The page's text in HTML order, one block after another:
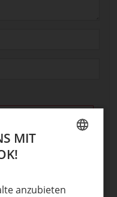
MIT
anzubieten